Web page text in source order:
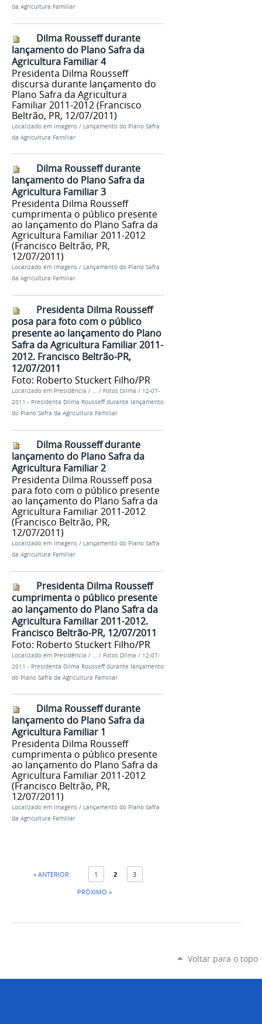
da Agricultura Familiar
Dilma Rousseff durante
lançamento do Plano Safra da
Agricultura Familiar 4
Presidenta Dilma Rousseff
discursa durante lançamento do
Plano Safra da Agricultura
Familiar 2011-2012 (Francisco
Beltrão, PR, 12/07/2011)
Localizado em Imagens / Lançamento do Plano Safra
da Agricultura Familiar
Dilma Rousseff durante
lançamento do Plano Safra da
Agricultura Familiar 3
Presidenta Dilma Rousseff
cumprimenta o público presente
ao lançamento do Plano Safra da
Agricultura Familiar 2011-2012
(Francisco Beltrão, PR,
12/07/2011)
Localizado em Imagens / Lançamento do Plano Safra
da Agricultura Familiar
Presidenta Dilma Rousseff
posa para foto com o público
presente ao lançamento do Plano
Safra da Agricultura Familiar 2011-
2012. Francisco Beltrão-PR,
12/07/2011
Foto: Roberto Stuckert Filho/PR
Localizado em Presidência / … / Fotos Dilma / 12-07-
2011 - Presidenta Dilma Rousseff durante lançamento
do Plano Safra da Agricultura Familiar
Dilma Rousseff durante
lançamento do Plano Safra da
Agricultura Familiar 2
Presidenta Dilma Rousseff posa
para foto com o público presente
ao lançamento do Plano Safra da
Agricultura Familiar 2011-2012
(Francisco Beltrão, PR,
12/07/2011)
Localizado em Imagens / Lançamento do Plano Safra
da Agricultura Familiar
Presidenta Dilma Rousseff
cumprimenta o público presente
ao lançamento do Plano Safra da
Agricultura Familiar 2011-2012.
Francisco Beltrão-PR, 12/07/2011
Foto: Roberto Stuckert Filho/PR
Localizado em Presidência / / Fotos Dilma / 12-07-
2011 - Presidenta Dilma Rousseff durante lançamento
do Plano Safra da Agricultura Familiar
Dilma Rousseff durante
lançamento do Plano Safra da
Agricultura Familiar 1
Presidenta Dilma Rousseff
cumprimenta o público presente
ao lançamento do Plano Safra da
Agricultura Familiar 2011-2012
(Francisco Beltrão, PR,
12/07/2011)
Localizado em Imagens / Lançamento do Plano Safra
da Agricultura Familiar
« ANTERIOR 1 2
3
PRÓXIMO »
Voltar para o topo